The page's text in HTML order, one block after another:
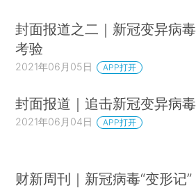
封面报道之二｜新冠变异病毒
考验
2021年06月05日 APP打开
封面报道｜追击新冠变异病毒
2021年06月04日 APP打开
财新周刊｜新冠病毒“变形记”